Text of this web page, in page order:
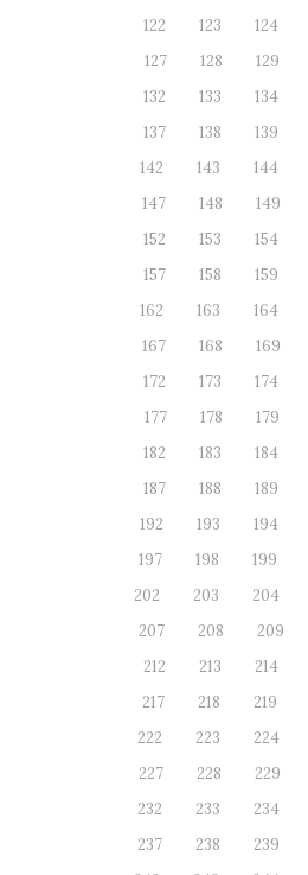
122
123 124
127
128 129
132
133 134
137
138 139
142
143 144
147
148 149
152
153 154
157
158 159
162
163 164
167
168 169
172
173 174
177
178 179
182
183 184
187
188 189
192
193 194
197
198 199
202
203 204
207
208 209
212
213 214
217
218 219
222
223 224
227
228 229
232
233 234
237
238 239